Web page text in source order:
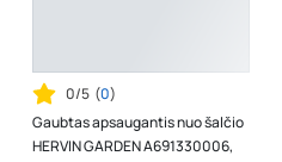
0/5 (0)
Gaubtas apsaugantis nuo šalčio
HERVIN GARDEN A691330006,